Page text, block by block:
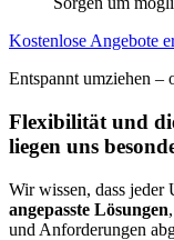
Kostenlose Angebote
Entspannt umziehen –
Flexibilität und
liegen uns
Wir wissen, dass jeder
angepasste Lösungen
und Anforderungen